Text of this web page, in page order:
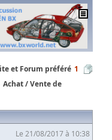
et Forum préféré
Achat / Vente de
1
Le 21/08/2017 à 10:38